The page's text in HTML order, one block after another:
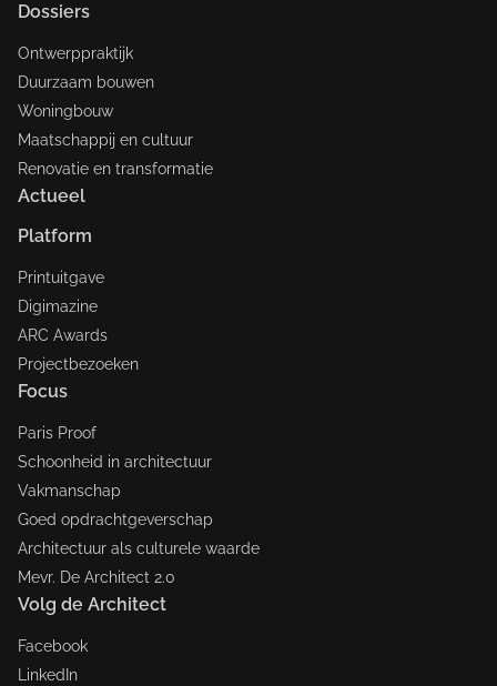
Dossiers
Ontwerppraktijk
Duurzaam bouwen
Woningbouw
Maatschappij en cultuur
Renovatie en transformatie
Actueel
Platform
Printuitgave
Digimazine
ARC Awards
Projectbezoeken
Focus
Paris Proof
Schoonheid in architectuur
Vakmanschap
Goed opdrachtgeverschap
Architectuur als culturele waarde
Mevr. De Architect 2.0
Volg de Architect
Facebook
LinkedIn